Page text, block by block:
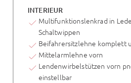
INTERIEUR
Multifunktionslenkrad in
Schaltwippen
Beifahrersitzlehne komplett
Mittelarmlehne vorn
Lendenwirbelstützen vorn
einstellbar